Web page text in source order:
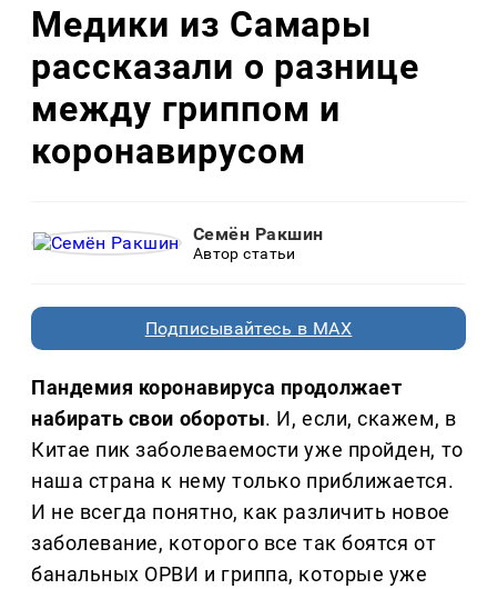
Медики из Самары
рассказали о разнице
между гриппом и
коронавирусом
Семён Ракшин
Автор статьи
Подписывайтесь в MAX
Пандемия коронавируса продолжает
набирать свои обороты. И, если, скажем, в
Китае пик заболеваемости уже пройден, то
наша страна к нему только приближается.
И не всегда понятно, как различить новое
заболевание, которого все так боятся от
банальных ОРВИ и гриппа, которые уже